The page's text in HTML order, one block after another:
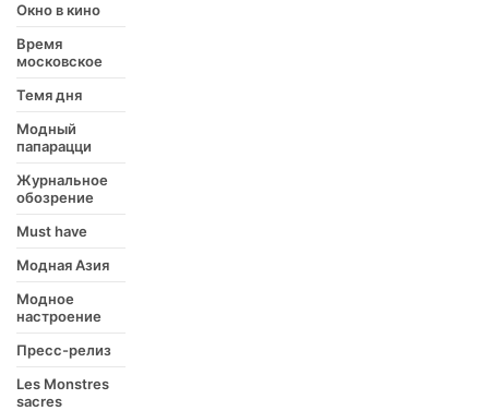
Окно в кино
Время
московское
Темя дня
Модный
папарацци
Журнальное
обозрение
Must have
Модная Азия
Модное
настроение
Пресс-релиз
Les Monstres
sacres